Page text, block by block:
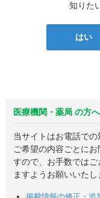
知りた
はい
医療機関・薬局 の方へ
当サイトはお電話での
ご希望の内容ごとに
すので、お手数では
ますようお願いいたし